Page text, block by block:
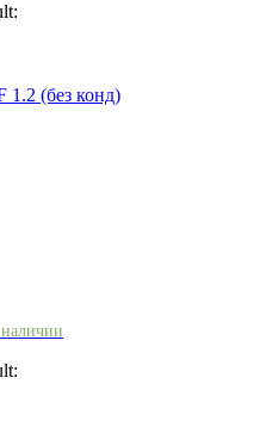
1.2 (без конд)
наличии